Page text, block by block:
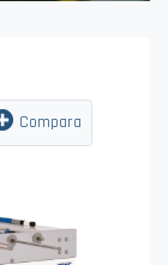
Compara